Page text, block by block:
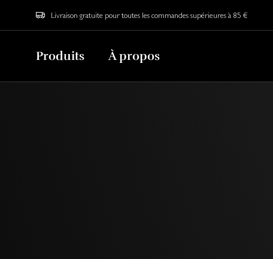
Livraison gratuite pour toutes les commandes supérieures à 85 €
Produits À propos